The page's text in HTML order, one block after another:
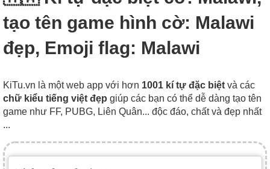
tạo tên game hình cờ: Malawi
đẹp, Emoji flag: Malawi
KiTu.vn là một web app với hơn 1001 kí tự đặc biệt và các
chữ kiểu tiếng việt đẹp giúp các bạn có thể dễ dàng tạo tên
game như FF, PUBG, Liên Quân... độc đáo, chất và đẹp nhất
...